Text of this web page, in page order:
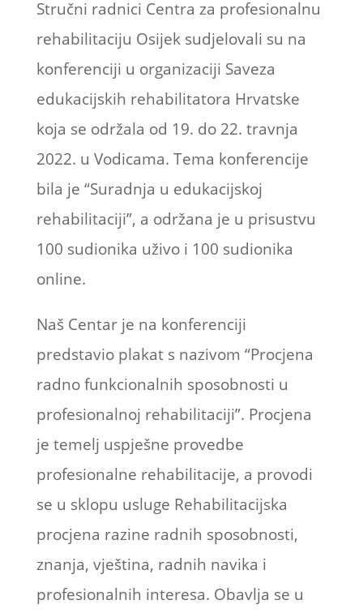
Stručni radnici Centra za profesionalnu
rehabilitaciju Osijek sudjelovali su na
konferenciji u organizaciji Saveza
edukacijskih rehabilitatora Hrvatske
koja se održala od 19. do 22. travnja
2022. u Vodicama. Tema konferencije
bila je “Suradnja u edukacijskoj
rehabilitaciji”, a održana je u prisustvu
100 sudionika uživo i 100 sudionika
online.
Naš Centar je na konferenciji
predstavio plakat s nazivom “Procjena
radno funkcionalnih sposobnosti u
profesionalnoj rehabilitaciji”. Procjena
je temelj uspješne provedbe
profesionalne rehabilitacije, a provodi
se u sklopu usluge Rehabilitacijska
procjena razine radnih sposobnosti,
znanja, vještina, radnih navika i
profesionalnih interesa. Obavlja se u